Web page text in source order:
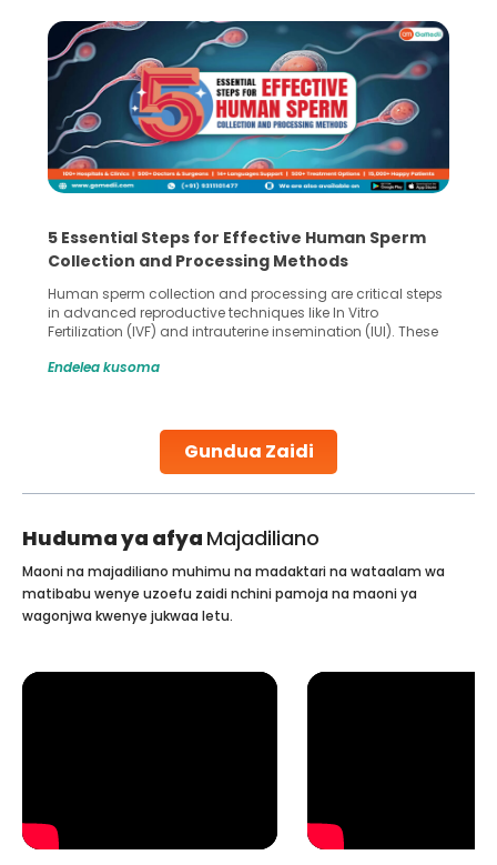
Gundua Zaidi
5 Essential Steps for Effective Human Sperm
Collection and Processing Methods
Human sperm collection and processing are critical steps
in advanced reproductive techniques like In Vitro
Fertilization (IVF) and intrauterine insemination (IUI). These
challenges and help couples achieve their dream of
collected, they process the
Endelea kusoma
Huduma ya afya Majadiliano
Maoni na majadiliano muhimu na madaktari na wataalam wa
matibabu wenye uzoefu zaidi nchini pamoja na maoni ya
wagonjwa kwenye jukwaa letu.